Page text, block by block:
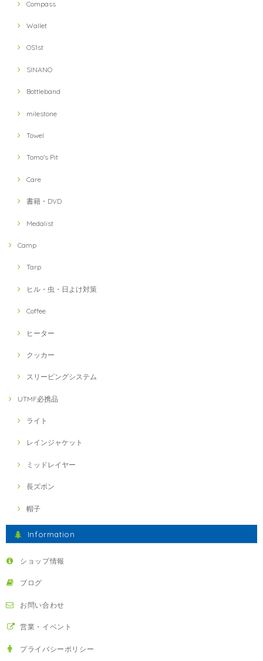
Compass
Wallet
OS1st
SINANO
Bottleband
milestone
Towel
Tomo's Pit
Care
書籍・DVD
Medalist
Camp
Tarp
ヒル・虫・日よけ対策
Coffee
ヒーター
クッカー
スリーピングシステム
UTMF必携品
ライト
レインジャケット
ミッドレイヤー
長ズボン
帽子
Information
ショップ情報
ブログ
お問い合わせ
営業・イベント
プライバシーポリシー